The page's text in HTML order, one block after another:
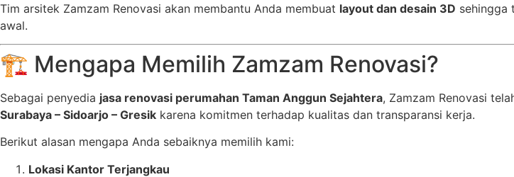
Tim arsitek Zamzam Renovasi akan membantu Anda membuat layout dan desain 3D sehingga
awal.
🏗️ Mengapa Memilih Zamzam Renovasi?
Sebagai penyedia jasa renovasi perumahan Taman Anggun Sejahtera, Zamzam Renovasi
Surabaya – Sidoarjo – Gresik karena komitmen terhadap kualitas dan transparansi kerja.
Berikut alasan mengapa Anda sebaiknya memilih kami:
Lokasi Kantor Terjangkau